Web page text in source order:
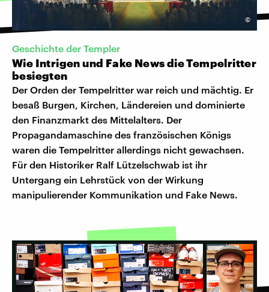
©
Geschichte der Templer
Wie Intrigen und Fake News die Tempelritter
besiegten
Der Orden der Tempelritter war reich und mächtig. Er
besaß Burgen, Kirchen, Ländereien und dominierte
den Finanzmarkt des Mittelalters. Der
Propagandamaschine des französischen Königs
waren die Tempelritter allerdings nicht gewachsen.
Für den Historiker Ralf Lützelschwab ist ihr
Untergang ein Lehrstück von der Wirkung
manipulierender Kommunikation und Fake News.